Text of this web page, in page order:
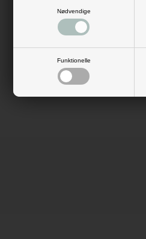
Nødvendige
Funktionelle
De kan samtidig bruges som bordkort.
æsken, eller hæng et manilamærke ved
Æskerne leveres udfoldet og er nemme
Antal: 10 stk. incl. bånd
Mål: H: 5,2 cm x B: 5,2 cm x L: 5,2 cm
Materiale: karton
Farve: hvid, lyseblå